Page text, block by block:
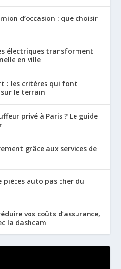
d’occasion : que choisir
électriques transforment
en ville
: les critères qui font
le terrain
privé à Paris ? Le guide
grâce aux services de
pièces auto pas cher du
vos coûts d’assurance,
la dashcam